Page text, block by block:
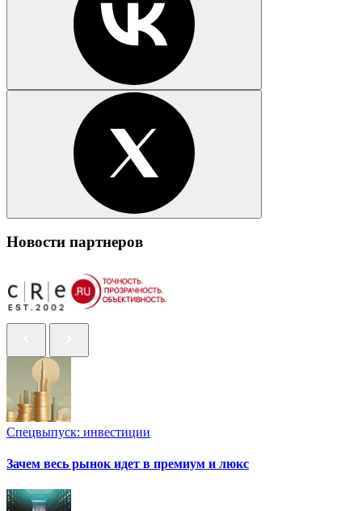
Новости партнеров
Спецвыпуск: инвестиции
Зачем весь рынок идет в премиум и люкс